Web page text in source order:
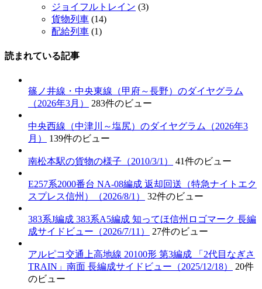
ジョイフルトレイン (3)
貨物列車 (14)
配給列車 (1)
読まれている記事
篠ノ井線・中央東線（甲府～長野）のダイヤグラム
（2026年3月）
283件のビュー
中央西線（中津川～塩尻）のダイヤグラム（2026年3
月）
139件のビュー
南松本駅の貨物の様子（2010/3/1） 41件のビュー
E257系2000番台 NA-08編成 返却回送（特急ナイトエク
スプレス信州）（2026/8/1）
32件のビュー
383系J編成 383系A5編成 知ってほ信州ロゴマーク 長編
成サイドビュー（2026/7/11）
27件のビュー
アルピコ交通上高地線 20100形 第3編成 「2代目なぎさ
TRAIN」南面 長編成サイドビュー（2025/12/18）
20件
のビュー